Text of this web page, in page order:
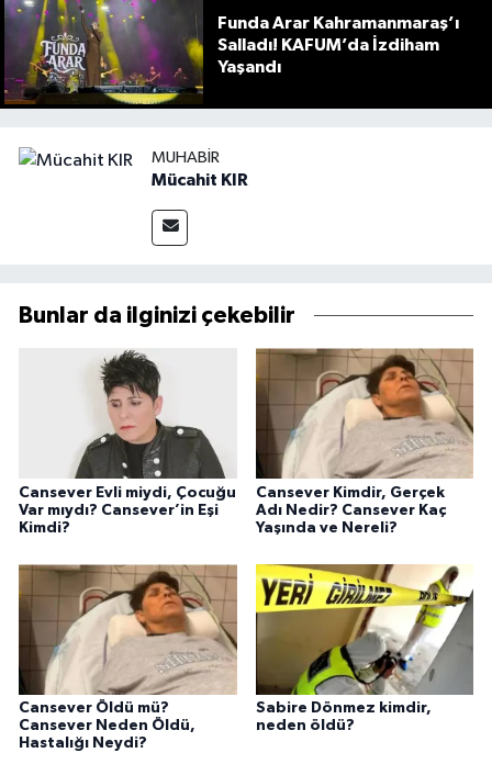
Funda Arar Kahramanmaraş’ı
Salladı! KAFUM’da İzdiham
Yaşandı
MUHABIR
Mücahit KIR
Bunlar da ilginizi çekebilir
Cansever Evli miydi, Çocuğu
Var mıydı? Cansever’in Eşi
Kimdi?
Cansever Kimdir, Gerçek
Adı Nedir? Cansever Kaç
Yaşında ve Nereli?
Cansever Öldü mü?
Cansever Neden Öldü,
Hastalığı Neydi?
Sabire Dönmez kimdir,
neden öldü?